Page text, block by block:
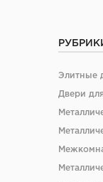
Элитные
Двери